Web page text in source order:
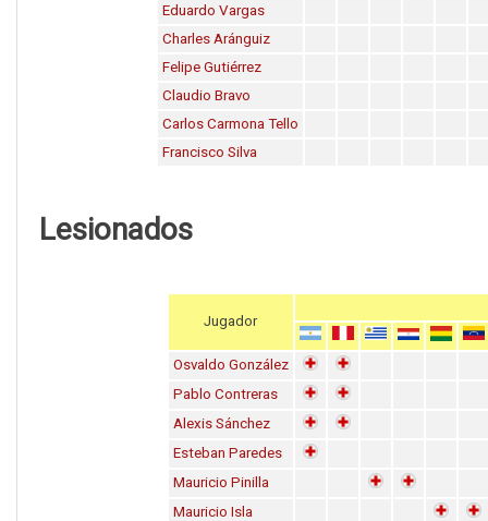
Eduardo Vargas
Charles Aránguiz
Felipe Gutiérrez
Claudio Bravo
Carlos Carmona Tello
Francisco Silva
Lesionados
Jugador
Osvaldo González
Pablo Contreras
Alexis Sánchez
Esteban Paredes
Mauricio Pinilla
Mauricio Isla